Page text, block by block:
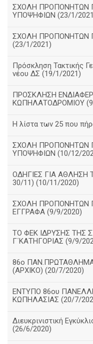
ΣΧΟΛΗ ΠΡΟΠΟΝΗΤΩΝ
ΥΠΟΨΗΦΙΩΝ (23/1/
ΣΧΟΛΗ ΠΡΟΠΟΝΗΤΩΝ
(23/1/2021)
Πρόσκληση Τακτικής
νέου ΔΣ (19/1/2021)
ΠΡΟΣΚΛΗΣΗ
ΚΩΠΗΛΑΤΟΔΡΟΜΙΟΥ
Η λίστα των 25 που
ΣΧΟΛΗ ΠΡΟΠΟΝΗΤΩΝ
ΥΠΟΨΗΦΙΩΝ (10/12/
ΟΔΗΓΙΕΣ ΓΙΑ ΑΘΛΗΣΗ
30/11) (10/11/2020)
ΣΧΟΛΗ ΠΡΟΠΟΝΗΤΩΝ
ΕΓΓΡΑΦΑ (9/9/2020)
TO ΦΕΚ ΙΔΡΥΣΗΣ
Γ΄ΚΑΤΗΓΟΡΙΑΣ (9/9/
86o
(ΑΡΧΙΚΟ) (20/7/2020)
ΕΝΤΥΠΟ 86ου
ΚΩΠΗΛΑΣΙΑΣ (20/7/
Διευκρινιστική
(26/6/2020)